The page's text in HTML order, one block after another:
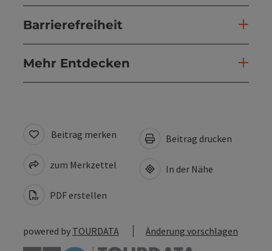
Barrierefreiheit
Mehr Entdecken
Beitrag merken
zum Merkzettel
PDF erstellen
Beitrag drucken
In der Nähe
powered by TOURDATA Änderung vorschlagen